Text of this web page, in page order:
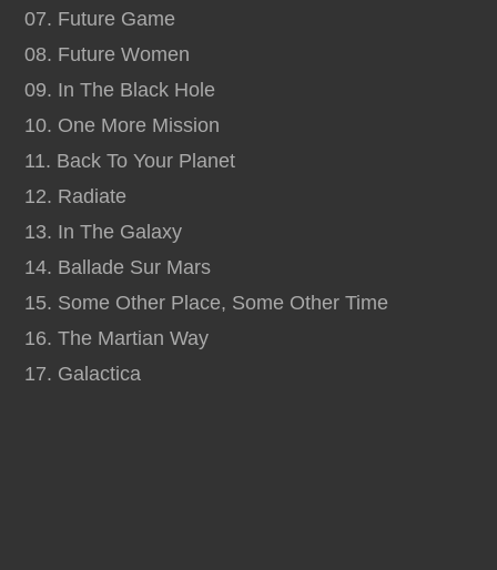
07. Future Game
08. Future Women
09. In The Black Hole
10. One More Mission
11. Back To Your Planet
12. Radiate
13. In The Galaxy
14. Ballade Sur Mars
15. Some Other Place, Some Other Time
16. The Martian Way
17. Galactica